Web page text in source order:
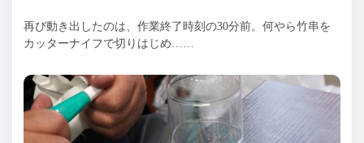
再び動き出したのは、作業終了時刻の30分前。何やら竹串を
カッターナイフで切りはじめ……